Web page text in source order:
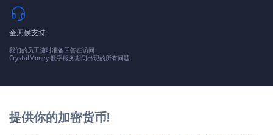
全天候支持
我们的员工随时准备回答在访问
CrystalMoney 数字服务期间出现的所有问题
提供你的加密货币!